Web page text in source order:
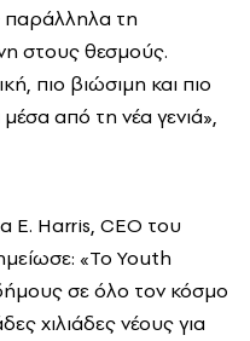
παράλληλα τη
στους θεσμούς.
πιο βιώσιμη και πιο
από τη νέα γενιά»,
E. Harris, CEO του
«Το Youth
σε όλο τον κόσμο
χιλιάδες νέους για